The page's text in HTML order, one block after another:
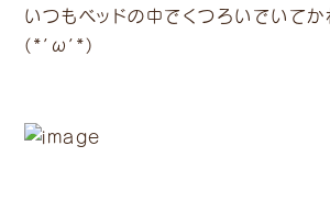
いつもベッドの中でくつろいでいて
(*’ω’*)